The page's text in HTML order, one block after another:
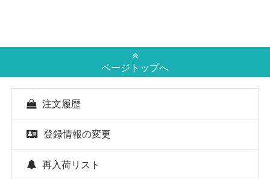
ページトップへ
注文履歴
登録情報の変更
再入荷リスト